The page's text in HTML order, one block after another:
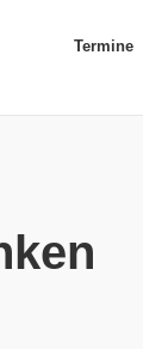
Termine